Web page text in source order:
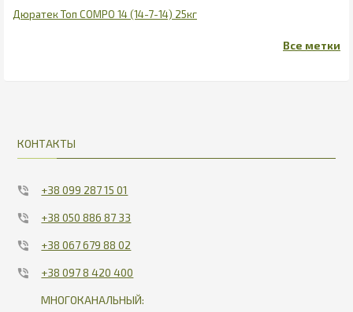
Дюратек Топ COMPO 14 (14-7-14) 25кг
КОНТАКТЫ
+38 099 287 15 01
+38 050 886 87 33
+38 067 679 88 02
+38 097 8 420 400
МНОГОКАНАЛЬНЫЙ: